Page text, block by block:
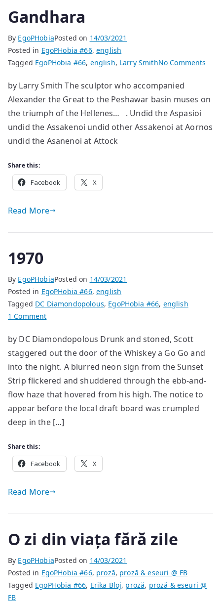
Gandhara
By EgoPHobiaPosted on 14/03/2021
Posted in EgoPHobia #66,english
Tagged EgoPHobia #66, english, Larry SmithNo Comments
by Larry Smith The sculptor who accompanied
Alexander the Great to the Peshawar basin muses on
the triumph of the Hellenes… . Undid the Aspasioi
undid the Assakenoi undid other Assakenoi at Aornos
undid the Asanenoi at Attock
Share this:
Facebook X
Read More
1970
By EgoPHobiaPosted on 14/03/2021
Posted in EgoPHobia #66,english
Tagged DC Diamondopolous, EgoPHobia #66, english
1 Commenton
by DC Diamondopolous Drunk and stoned, Scott
staggered out the door of the Whiskey a Go Go and
into the night. A blurred neon sign from the Sunset
Strip flickered and shuddered through the ebb-and-
flow haze that hovered from his high. The notice to
appear before the local draft board was crumpled
deep in the […]
Share this:
Facebook X
Read More
O zi din viața fără zile
By EgoPHobiaPosted on 14/03/2021
Posted in EgoPHobia #66, proză, proză & eseuri @ FB
Tagged EgoPHobia #66, Erika Bloj, proză, proză & eseuri @
FB